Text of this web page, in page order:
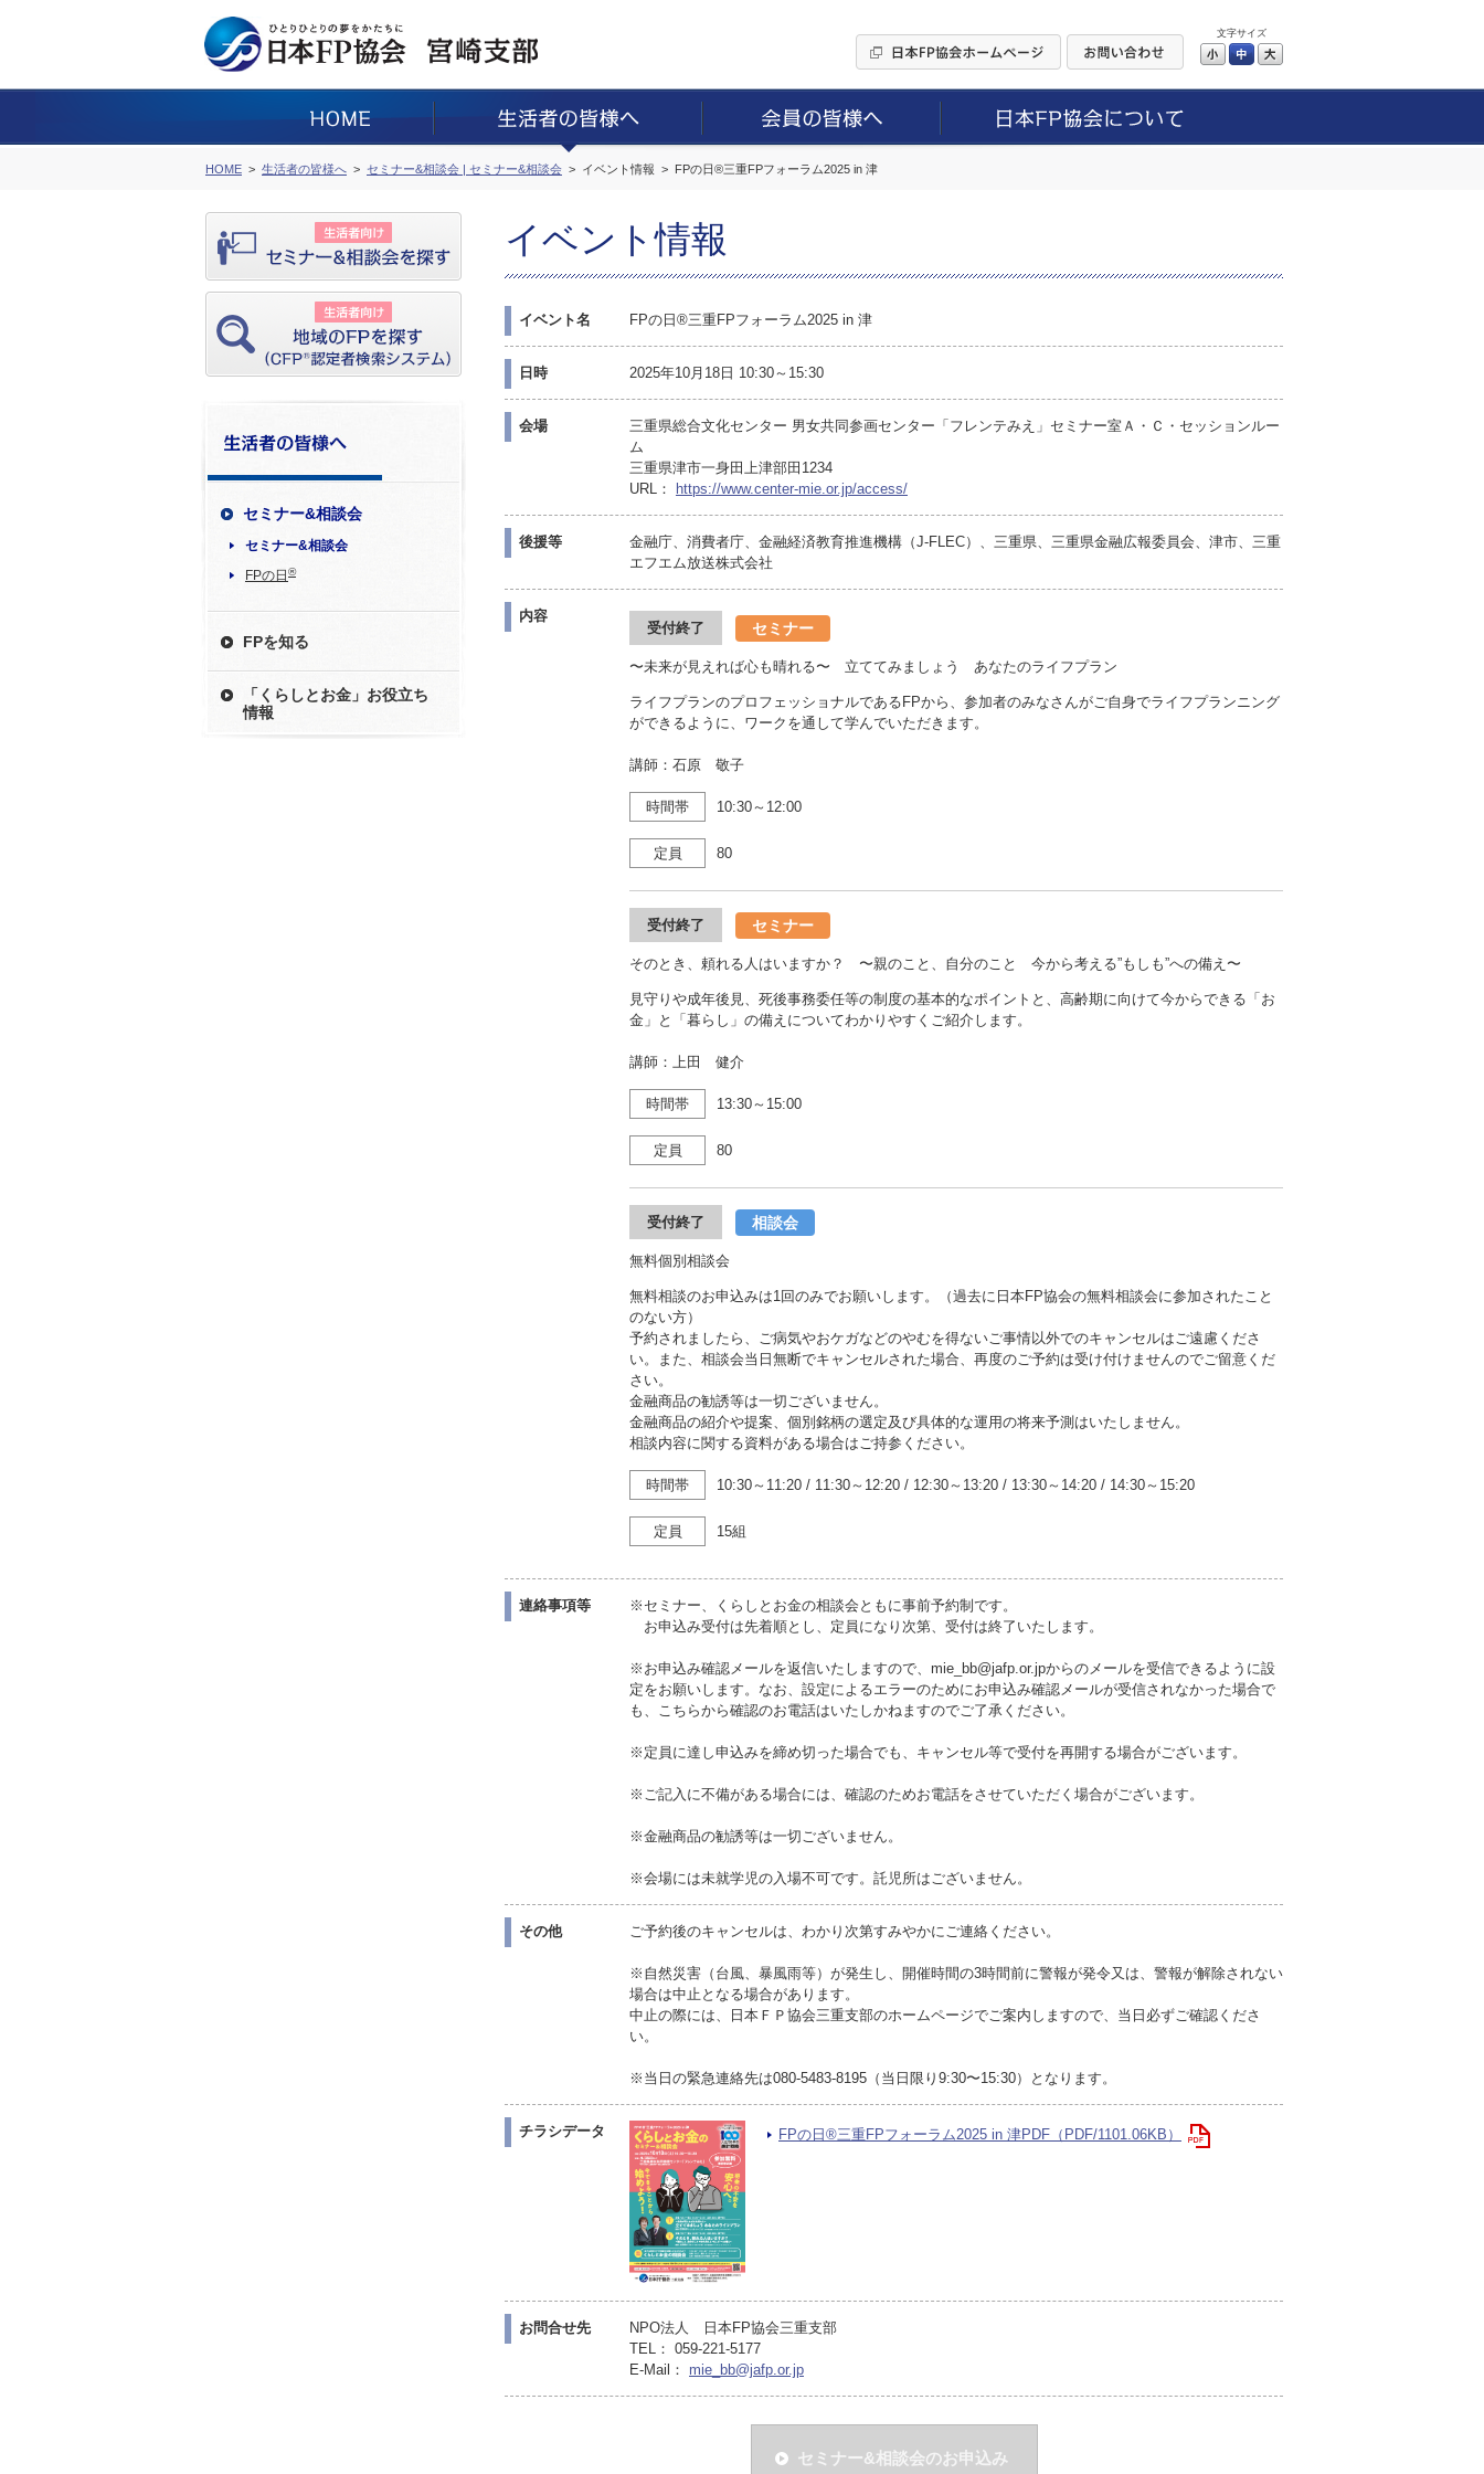
文字サイズ
小 中
HOME 生活者の皆様へ セミナー&相談会 | セミナー&相談会 イベント情報 FPの日®三重FPフォーラム2025 in 津
セミナー&相談会
セミナー&相談会
FPの日 ®
FPを知る
「くらしとお金」お役立ち
情報
イベント情報
イベント名 FPの日®三重FPフォーラム2025 in 津
日時 2025年10月18日 10:30～15:30
会場
三重県総合文化センター 男女共同参画センター「フレンテみえ」セミナー室Ａ・Ｃ・セッションルー
ム
三重県津市一身田上津部田1234
URL：
https://www.center-mie.or.jp/access/
後援等
金融庁、消費者庁、金融経済教育推進機構（J-FLEC）、三重県、三重県金融広報委員会、津市、三重
エフエム放送株式会社
内容
受付終了 セミナー
〜未来が見えれば心も晴れる〜 立ててみましょう あなたのライフプラン
ライフプランのプロフェッショナルであるFPから、参加者のみなさんがご自身でライフプランニング
ができるように、ワークを通して学んでいただきます。
講師：石原 敬子
時間帯 10:30～12:00
定員 80
受付終了 セミナー
そのとき、頼れる人はいますか？ 〜親のこと、自分のこと 今から考える”もしも”への備え〜
見守りや成年後見、死後事務委任等の制度の基本的なポイントと、高齢期に向けて今からできる「お
金」と「暮らし」の備えについてわかりやすくご紹介します。
講師：上田 健介
時間帯 13:30～15:00
定員 80
受付終了 相談会
無料個別相談会
無料相談のお申込みは1回のみでお願いします。（過去に日本FP協会の無料相談会に参加されたこと
のない方）
予約されましたら、ご病気やおケガなどのやむを得ないご事情以外でのキャンセルはご遠慮くださ
い。また、相談会当日無断でキャンセルされた場合、再度のご予約は受け付けませんのでご留意くだ
さい。
金融商品の勧誘等は一切ございません。
金融商品の紹介や提案、個別銘柄の選定及び具体的な運用の将来予測はいたしません。
相談内容に関する資料がある場合はご持参ください。
時間帯 10:30～11:20 / 11:30～12:20 / 12:30～13:20 / 13:30～14:20 / 14:30～15:20
定員 15組
連絡事項等
※セミナー、くらしとお金の相談会ともに事前予約制です。
お申込み受付は先着順とし、定員になり次第、受付は終了いたします。
※お申込み確認メールを返信いたしますので、mie_bb@jafp.or.jpからのメールを受信できるように設
定をお願いします。なお、設定によるエラーのためにお申込み確認メールが受信されなかった場合で
も、こちらから確認のお電話はいたしかねますのでご了承ください。
※定員に達し申込みを締め切った場合でも、キャンセル等で受付を再開する場合がございます。
※ご記入に不備がある場合には、確認のためお電話をさせていただく場合がございます。
※金融商品の勧誘等は一切ございません。
※会場には未就学児の入場不可です。託児所はございません。
その他 ご予約後のキャンセルは、わかり次第すみやかにご連絡ください。
※自然災害（台風、暴風雨等）が発生し、開催時間の3時間前に警報が発令又は、警報が解除されない
場合は中止となる場合があります。
中止の際には、日本ＦＰ協会三重支部のホームページでご案内しますので、当日必ずご確認くださ
い。
※当日の緊急連絡先は080-5483-8195（当日限り9:30〜15:30）となります。
チラシデータ FPの日®三重FPフォーラム2025 in 津PDF（PDF/1101.06KB）
お問合せ先
NPO法人 日本FP協会三重支部
TEL： 059-221-5177
E-Mail： mie_bb@jafp.or.jp
セミナー&相談会のお申込み